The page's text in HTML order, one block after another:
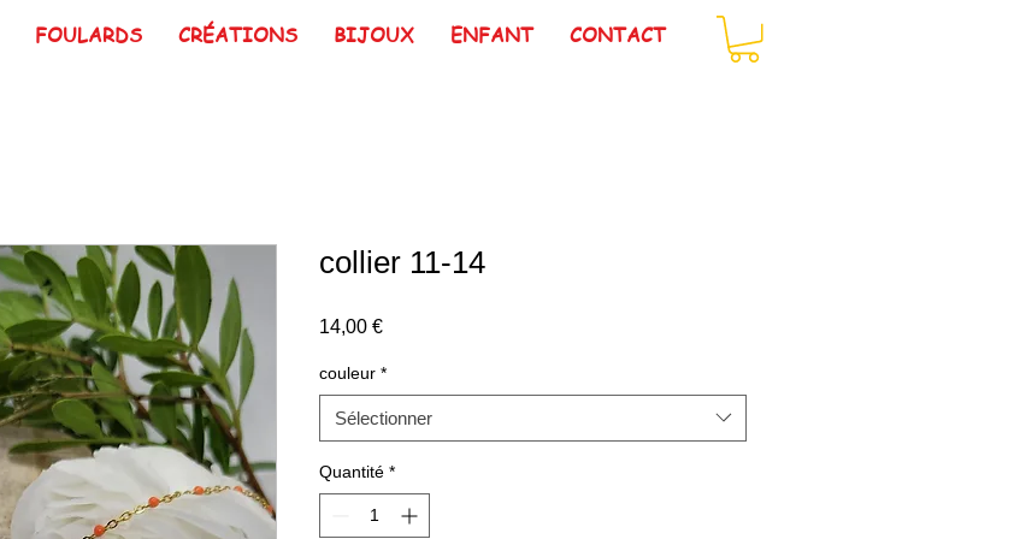
FOULARDS CRÉATIONS BIJOUX ENFANT CONTACT
collier 11-14
14,00 €Prix
couleur *
Sélectionner
Quantité *